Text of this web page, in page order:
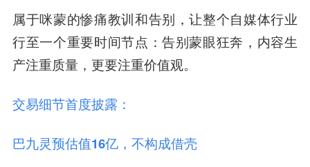
属于咪蒙的惨痛教训和告别，让整个自媒体行业
行至一个重要时间节点：告别蒙眼狂奔，内容生
产注重质量，更要注重价值观。
交易细节首度披露：
巴九灵预估值16亿，不构成借壳